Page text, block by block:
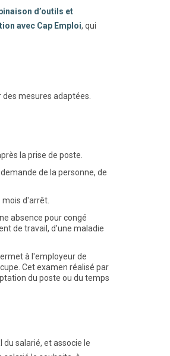
d’outils et
avec Cap Emploi, qui
des mesures adaptées.
la prise de poste.
de la personne, de
mois d'arrêt.
absence pour congé
de travail, d’une maladie
à l'employeur de
Cet examen réalisé par
du poste ou du temps
du salarié, et associe le